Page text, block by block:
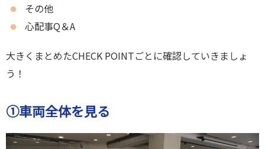
その他
心配事Q＆A
大きくまとめたCHECK POINTごとに確認していきましょ
う！
①車両全体を見る